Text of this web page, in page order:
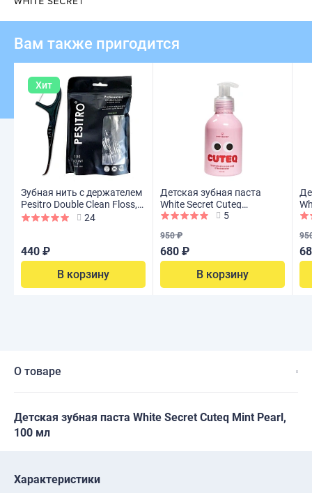
Вам также пригодится
Хит
Зубная нить с держателем
Pesitro Double Clean Floss,
100 шт
24
440 ₽
В корзину
Детская зубная паста
White Secret Cuteq
Strawberry, 100 мл
5
950 ₽
680 ₽
В корзину
О товаре
Детская зубная паста White Secret Cuteq Mint Pearl,
100 мл
Характеристики